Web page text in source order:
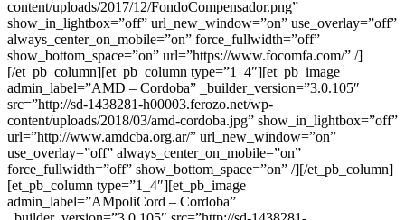
content/uploads/2017/12/FondoCompensador.png”
show_in_lightbox=”off” url_new_window=”on” use_overlay=”off”
always_center_on_mobile=”on” force_fullwidth=”off”
show_bottom_space=”on” url=”https://www.focomfa.com/” /]
[/et_pb_column][et_pb_column type=”1_4″][et_pb_image
admin_label=”AMD – Cordoba” _builder_version=”3.0.105″
src=”http://sd-1438281-h00003.ferozo.net/wp-
content/uploads/2018/03/amd-cordoba.jpg” show_in_lightbox=”off”
url=”http://www.amdcba.org.ar/” url_new_window=”on”
use_overlay=”off” always_center_on_mobile=”on”
force_fullwidth=”off” show_bottom_space=”on” /][/et_pb_column]
[et_pb_column type=”1_4″][et_pb_image
admin_label=”AMpoliCord – Cordoba”